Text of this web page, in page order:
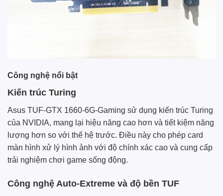
Công nghệ nổi bật
Kiến trúc Turing
Asus TUF-GTX 1660-6G-Gaming sử dụng kiến trúc Turing
của NVIDIA, mang lại hiệu năng cao hơn và tiết kiệm năng
lượng hơn so với thế hệ trước. Điều này cho phép card
màn hình xử lý hình ảnh với độ chính xác cao và cung cấp
trải nghiệm chơi game sống động.
Công nghệ Auto-Extreme và độ bền TUF